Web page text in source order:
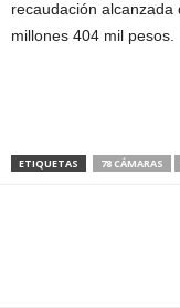
recaudación
millones 404 mil pesos.
ETIQUETAS 78 CÁMARAS